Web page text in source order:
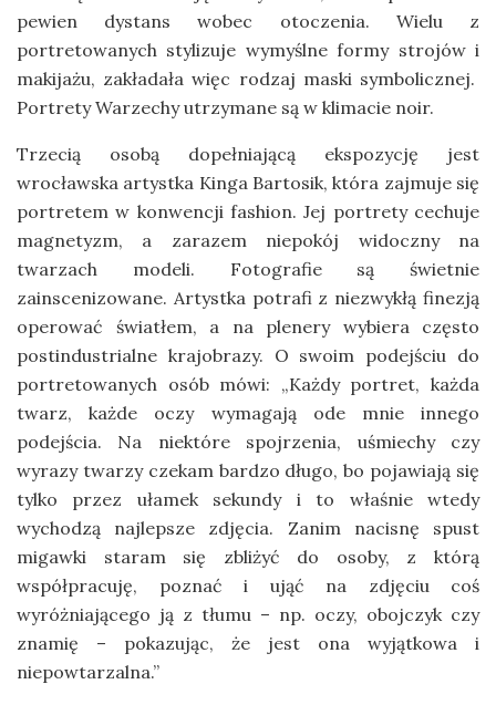
pewien dystans wobec otoczenia. Wielu z
portretowanych stylizuje wymyślne formy strojów i
makijażu, zakładała więc rodzaj maski symbolicznej.
Portrety Warzechy utrzymane są w klimacie noir.
Trzecią osobą dopełniającą ekspozycję jest
wrocławska artystka Kinga Bartosik, która zajmuje się
portretem w konwencji fashion. Jej portrety cechuje
magnetyzm, a zarazem niepokój widoczny na
twarzach modeli. Fotografie są świetnie
zainscenizowane. Artystka potrafi z niezwykłą finezją
operować światłem, a na plenery wybiera często
postindustrialne krajobrazy. O swoim podejściu do
portretowanych osób mówi: „Każdy portret, każda
twarz, każde oczy wymagają ode mnie innego
podejścia. Na niektóre spojrzenia, uśmiechy czy
wyrazy twarzy czekam bardzo długo, bo pojawiają się
tylko przez ułamek sekundy i to właśnie wtedy
wychodzą najlepsze zdjęcia. Zanim nacisnę spust
migawki staram się zbliżyć do osoby, z którą
współpracuję, poznać i ująć na zdjęciu coś
wyróżniającego ją z tłumu – np. oczy, obojczyk czy
znamię – pokazując, że jest ona wyjątkowa i
niepowtarzalna.”